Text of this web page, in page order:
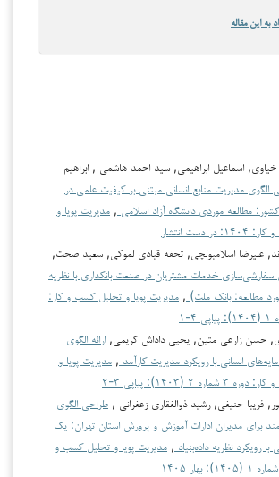
به این مقاله
اسماعیل ابراهیمی, سید احمد هاشمی , ابراهیم
الگوی مدیریت منابع انسانی مبتنی بر کیفیت علمی در
مطالعه موردی دانشگاه آزاد اسلامی , مدیریت پویا و
دست انتشار
علیرضا اسلامبولچی, تحفه قبادی لموکی, سعید صحت,
خدمات مشتریان در صنعت بانکداری با نظریه
مطالعه: بانک ملت) , مدیریت پویا و تحلیل کسب و کار:
حسن زارعی متین, یحیی داداش کریمی, ارائه الگوی
انسانی با رویکرد مدیریت کارآمد , مدیریت پویا و
۲ (۱۴۰۳): پیاپی ۳-۲
فریبا حنیفی, رشید ذوالفقاری زعفرانی , طراحی الگوی
برای مدیران ادارات آموزش و پرورش استان تهران: یک
رویکرد نظریه داده‌بنیاد , مدیریت پویا و تحلیل کسب و